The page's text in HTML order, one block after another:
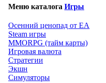
Меню каталога Игры
Осенний ценопад от EA
Steam игры
MMORPG (тайм карты)
Игровая валюта
Стратегии
Экшн
Симуляторы